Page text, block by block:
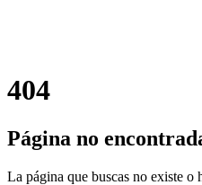
404
Página no
La página que buscas no existe o